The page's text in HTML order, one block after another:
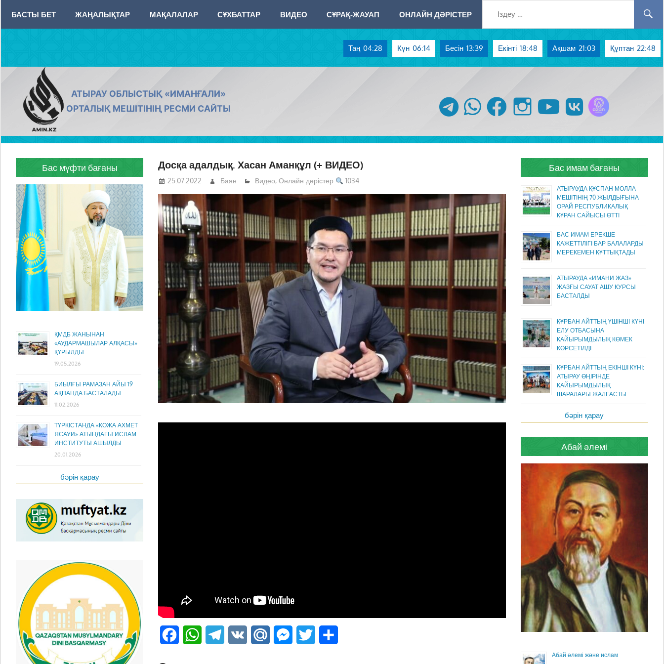
content
БАСТЫ БЕТ ЖАҢАЛЫҚТАР МАҚАЛАЛАР СҰХБАТТАР ВИДЕО СҰРАҚ-ЖАУАП ОНЛАЙН ДӘРІСТЕР
Таң 04:28 Күн 06:14 Бесін 13:39 Екінті 18:48 Ақшам 21:03 Құптан 22:48
AMIN.KZ
АТЫРАУ ОБЛЫСТЫҚ «ИМАНҒАЛИ»
ОРТАЛЫҚ МЕШІТІНІҢ РЕСМИ САЙТЫ
telegram whatsapp facebook instagram youtubevk
Досқа адалдық. Хасан Аманқұл (+ ВИДЕО)
25.07.2022 Баян Видео, Онлайн дәрістер 1034
FacebookWhatsAppTelegram
VK Mail.Ru Messenger
Twitter
Бас мүфти бағаны
ҚМДБ ЖАНЫНАН
«АУДАРМАШЫЛАР АЛҚАСЫ»
ҚҰРЫЛДЫ
19.05.2026
БИЫЛҒЫ РАМАЗАН АЙЫ 19
АҚПАНДА БАСТАЛАДЫ
11.02.2026
ТҮРКІСТАНДА «ҚОЖА АХМЕТ
ЯСАУИ» АТЫНДАҒЫ ИСЛАМ
ИНСТИТУТЫ АШЫЛДЫ
20.01.2026
бәрін қарау
Бас имам бағаны
АТЫРАУДА ҚҰСПАН МОЛЛА
МЕШІТІНІҢ 70 ЖЫЛДЫҒЫНА
ОРАЙ РЕСПУБЛИКАЛЫҚ
ҚҰРАН САЙЫСЫ ӨТТІ
БАС ИМАМ ЕРЕКШЕ
ҚАЖЕТТІЛІГІ БАР БАЛАЛАРДЫ
МЕРЕКЕМЕН ҚҰТТЫҚТАДЫ
АТЫРАУДА «ИМАНИ ЖАЗ»
ЖАЗҒЫ САУАТ АШУ КУРСЫ
БАСТАЛДЫ
ҚҰРБАН АЙТТЫҢ ҮШІНШІ КҮНІ
ЕЛУ ОТБАСЫНА
ҚАЙЫРЫМДЫЛЫҚ КӨМЕК
КӨРСЕТІЛДІ
ҚҰРБАН АЙТТЫҢ ЕКІНШІ КҮНІ:
АТЫРАУ ӨҢІРІНДЕ
ҚАЙЫРЫМДЫЛЫҚ
ШАРАЛАРЫ ЖАЛҒАСТЫ
бәрін қарау
Абай әлемі
Абай әлемі және ислам